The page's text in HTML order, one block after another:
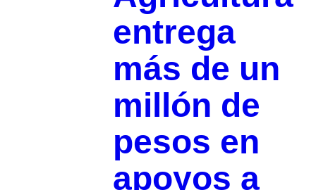
entrega
más de un
millón de
pesos en
apoyos a